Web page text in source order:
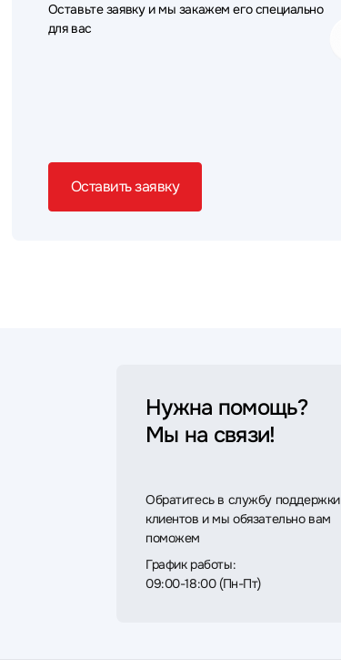
Оставьте заявку и мы закажем его специально
для вас
Оставить заявку
Нужна помощь?
Мы на связи!
Обратитесь в службу поддержки
клиентов и мы обязательно вам
поможем
График работы:
09:00-18:00 (Пн-Пт)